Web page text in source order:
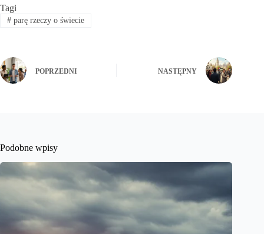
Tagi
#parę rzeczy o świecie
POPRZEDNI NASTĘPNY
Podobne wpisy